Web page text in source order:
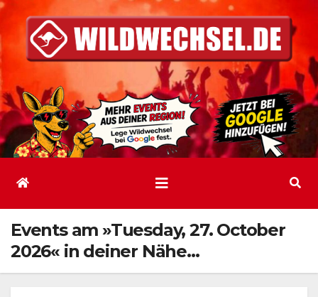
Inhalt
springen
Events am »Tuesday, 27. October
2026« in deiner Nähe…